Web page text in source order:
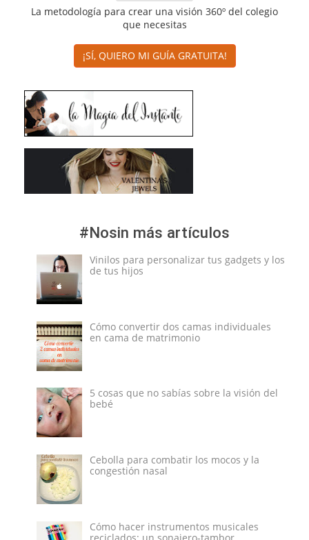
La metodología para crear una visión 360º del colegio
que necesitas
¡SÍ, QUIERO MI GUÍA GRATUITA!
#Nosin más artículos
Vinilos para personalizar tus gadgets y los
de tus hijos
Cómo convertir dos camas individuales
en cama de matrimonio
5 cosas que no sabías sobre la visión del
bebé
Cebolla para combatir los mocos y la
congestión nasal
Cómo hacer instrumentos musicales
reciclados: un sonajero-tambor